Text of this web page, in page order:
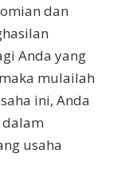
dan
Anda yang
mulailah
ini, Anda
usaha